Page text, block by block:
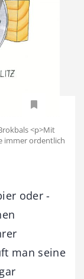
<p>Mit
immer ordentlich
oder -
man seine